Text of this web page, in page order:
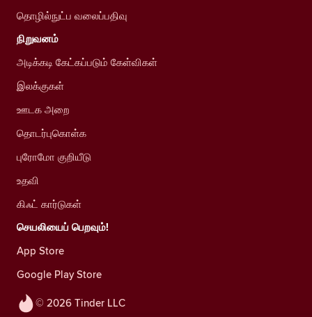
© 2026 Tinder LLC
தொழில்நுட்ப வலைப்பதிவு
நிறுவனம்
அடிக்கடி கேட்கப்படும் கேள்விகள்
இலக்குகள்
ஊடக அறை
தொடர்புகொள்க
புரோமோ குறியீடு
உதவி
கிஃட் கார்டுகள்
செயலியைப் பெறவும்!
App Store
Google Play Store